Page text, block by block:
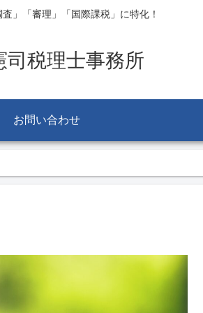
」「審理」「国際課税」に特化！
司税理士事務所
お問い合わせ